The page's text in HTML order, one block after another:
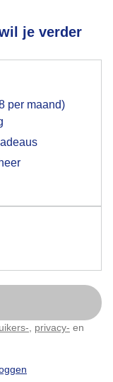
je verder
per maand)
privacy- en
voor het
hebt gegeven,
waarin